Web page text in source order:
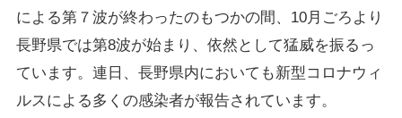
による第７波が終わったのもつかの間、10月ごろより
長野県では第8波が始まり、依然として猛威を振るっ
ています。連日、長野県内においても新型コロナウィ
ルスによる多くの感染者が報告されています。